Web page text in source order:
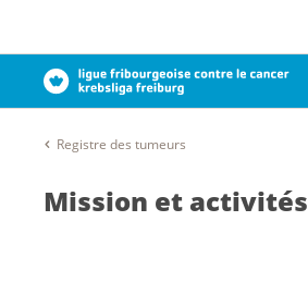
Registre des tumeurs
Mission et activités